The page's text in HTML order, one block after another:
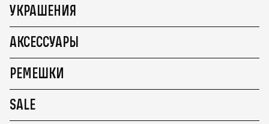
УКРАШЕНИЯ
АКСЕССУАРЫ
РЕМЕШКИ
SALE